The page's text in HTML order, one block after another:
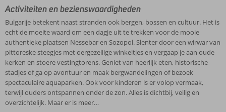
een
mix
van
adembenemende
natuur,
eeuwenoude
cultuur,
sfeervolle
steden
en
de
zomermaanden
worden
hier
bruisende
strandfeesten
georganiseerd
met
internationale
dj’s
Bekijk
het
klimaat
van
Bulgarije
hier .
Wil
je
genieten
van
en
stoere
vestingtorens.
Geniet
van
heerlijk
eten,
historische
stadjes
of
en
nog
meer
tips
&
tricks,
bezienswaardigheden
en
belangrijke
informatie
vind
Activiteiten en bezienswaardigheden
Bulgarije betekent naast stranden ook bergen, bossen en cultuur. Het is
echt de moeite waard om een dagje uit te trekken voor de mooie
authentieke plaatsen Nessebar en Sozopol. Slenter door een wirwar van
pittoreske steegjes met oergezellige winkeltjes en vergaap je aan oude
kerken en stoere vestingtorens. Geniet van heerlijk eten, historische
stadjes of ga op avontuur en maak bergwandelingen of bezoek
spectaculaire aquaparken. Ook voor kinderen is er volop vermaak,
terwijl ouders ontspannen onder de zon. Alles is dichtbij, veilig en
overzichtelijk. Maar er is meer…